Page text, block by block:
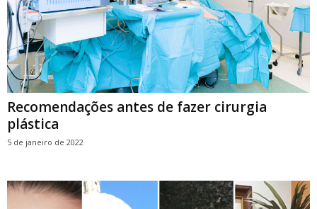
Recomendações antes de fazer cirurgia
plástica
5 de janeiro de 2022